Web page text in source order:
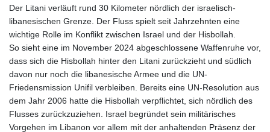
KWD 0.30866
KYD 0.833247
KZT 468.616634
LAK
22582.503779
89550.000349
LKR 335.380452
LRD 181.550382
Der Litani verläuft rund 30 Kilometer nördlich der israelisch-
libanesischen Grenze. Der Fluss spielt seit Jahrzehnten eine
wichtige Rolle im Konflikt zwischen Israel und der Hisbollah.
So sieht eine im November 2024 abgeschlossene Waffenruhe vor,
dass sich die Hisbollah hinter den Litani zurückzieht und südlich
davon nur noch die libanesische Armee und die UN-
Friedensmission Unifil verbleiben. Bereits eine UN-Resolution aus
dem Jahr 2006 hatte die Hisbollah verpflichtet, sich nördlich des
Flusses zurückzuziehen. Israel begründet sein militärisches
Vorgehen im Libanon vor allem mit der anhaltenden Präsenz der